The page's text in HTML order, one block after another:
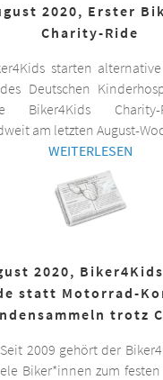
2020, Erster
Charity-Ride
starten
Deutschen
Biker4Kids
am letzten August-
WEITERLESEN
2020,
statt Motorrad-
trotz
2009 gehört der
Biker*innen zum